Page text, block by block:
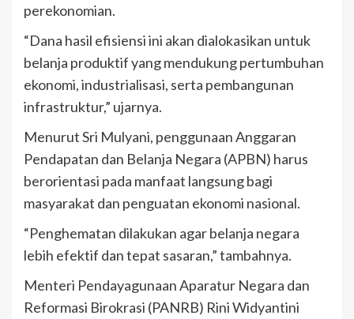
perekonomian.
“Dana hasil efisiensi ini akan dialokasikan untuk
belanja produktif yang mendukung pertumbuhan
ekonomi, industrialisasi, serta pembangunan
infrastruktur,” ujarnya.
Menurut Sri Mulyani, penggunaan Anggaran
Pendapatan dan Belanja Negara (APBN) harus
berorientasi pada manfaat langsung bagi
masyarakat dan penguatan ekonomi nasional.
“Penghematan dilakukan agar belanja negara
lebih efektif dan tepat sasaran,” tambahnya.
Menteri Pendayagunaan Aparatur Negara dan
Reformasi Birokrasi (PANRB) Rini Widyantini